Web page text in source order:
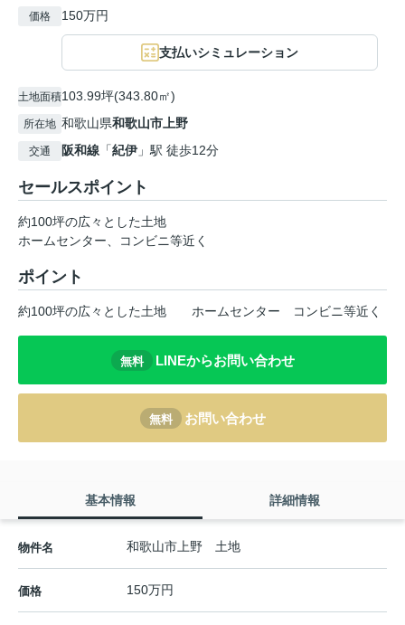
価格 150万円
支払いシミュレーション
土地面積103.99坪(343.80㎡)
所在地 和歌山県和歌山市上野
交通 阪和線 「紀伊 」駅 徒歩12分
セールスポイント
約100坪の広々とした土地
ホームセンター、コンビニ等近く
ポイント
約100坪の広々とした土地 ホームセンター コンビニ等近く
無料 LINEからお問い合わせ
無料 お問い合わせ
基本情報 詳細情報
物件名 和歌山市上野 土地
価格 150万円